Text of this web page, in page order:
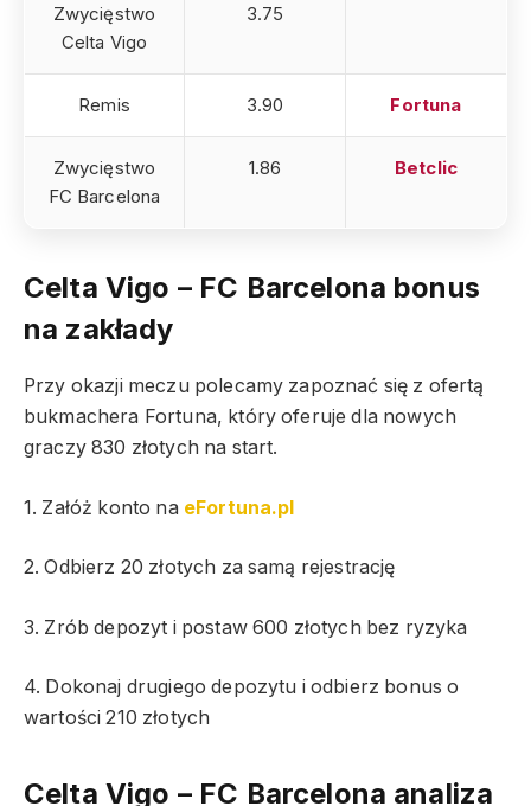
Zwycięstwo
Celta Vigo
3.75
Remis 3.90 Fortuna
Zwycięstwo
FC Barcelona
1.86 Betclic
Celta Vigo – FC Barcelona bonus
na zakłady
Przy okazji meczu polecamy zapoznać się z ofertą
bukmachera Fortuna, który oferuje dla nowych
graczy 830 złotych na start.
1. Załóż konto na eFortuna.pl
2. Odbierz 20 złotych za samą rejestrację
3. Zrób depozyt i postaw 600 złotych bez ryzyka
4. Dokonaj drugiego depozytu i odbierz bonus o
wartości 210 złotych
Celta Vigo – FC Barcelona analiza